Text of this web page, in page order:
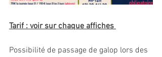
Tarif : voir sur chaque affiches
Possibilité de passage de galop lors des